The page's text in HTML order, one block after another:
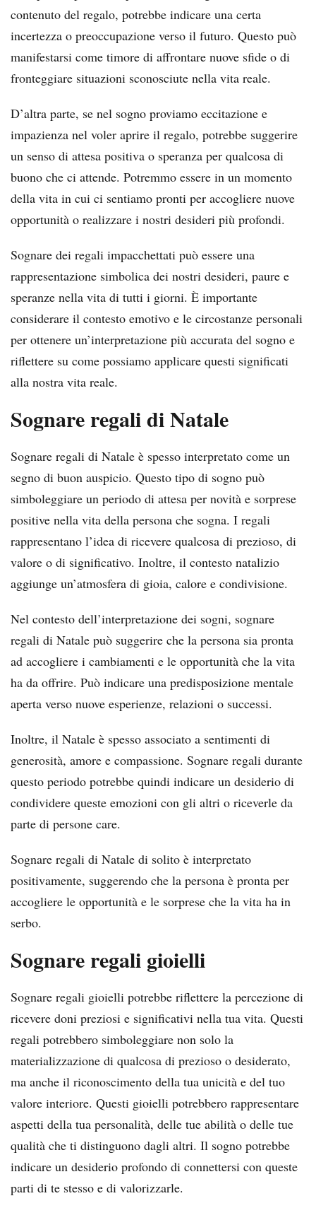
contenuto del regalo, potrebbe indicare una certa
incertezza o preoccupazione verso il futuro. Questo può
manifestarsi come timore di affrontare nuove sfide o di
fronteggiare situazioni sconosciute nella vita reale.
D’altra parte, se nel sogno proviamo eccitazione e
impazienza nel voler aprire il regalo, potrebbe suggerire
un senso di attesa positiva o speranza per qualcosa di
buono che ci attende. Potremmo essere in un momento
della vita in cui ci sentiamo pronti per accogliere nuove
opportunità o realizzare i nostri desideri più profondi.
Sognare dei regali impacchettati può essere una
rappresentazione simbolica dei nostri desideri, paure e
speranze nella vita di tutti i giorni. È importante
considerare il contesto emotivo e le circostanze personali
per ottenere un’interpretazione più accurata del sogno e
riflettere su come possiamo applicare questi significati
alla nostra vita reale.
Sognare regali di Natale
Sognare regali di Natale è spesso interpretato come un
segno di buon auspicio. Questo tipo di sogno può
simboleggiare un periodo di attesa per novità e sorprese
positive nella vita della persona che sogna. I regali
rappresentano l’idea di ricevere qualcosa di prezioso, di
valore o di significativo. Inoltre, il contesto natalizio
aggiunge un’atmosfera di gioia, calore e condivisione.
Nel contesto dell’interpretazione dei sogni, sognare
regali di Natale può suggerire che la persona sia pronta
ad accogliere i cambiamenti e le opportunità che la vita
ha da offrire. Può indicare una predisposizione mentale
aperta verso nuove esperienze, relazioni o successi.
Inoltre, il Natale è spesso associato a sentimenti di
generosità, amore e compassione. Sognare regali durante
questo periodo potrebbe quindi indicare un desiderio di
condividere queste emozioni con gli altri o riceverle da
parte di persone care.
Sognare regali di Natale di solito è interpretato
positivamente, suggerendo che la persona è pronta per
accogliere le opportunità e le sorprese che la vita ha in
serbo.
Sognare regali gioielli
Sognare regali gioielli potrebbe riflettere la percezione di
ricevere doni preziosi e significativi nella tua vita. Questi
regali potrebbero simboleggiare non solo la
materializzazione di qualcosa di prezioso o desiderato,
ma anche il riconoscimento della tua unicità e del tuo
valore interiore. Questi gioielli potrebbero rappresentare
aspetti della tua personalità, delle tue abilità o delle tue
qualità che ti distinguono dagli altri. Il sogno potrebbe
indicare un desiderio profondo di connettersi con queste
parti di te stesso e di valorizzarle.